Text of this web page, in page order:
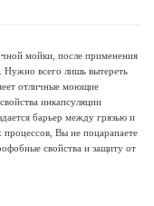
мойки, после применения
Нужно всего лишь вытереть
отличные моющие
инкапсуляции
барьер между грязью и
Вы не поцарапаете
свойства и защиту от